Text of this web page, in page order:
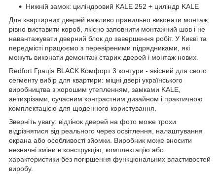
Нижній замок: циліндровий KALE 252 + циліндр KALE
Для квартирних дверей важливо правильно виконати монтаж:
рівно виставити короб, якісно заповнити монтажний шов і не
навантажувати дверний блок до завершення робіт. У Києві та
передмісті працюємо з перевіреними підрядниками, які
можуть виконати демонтаж старих дверей і монтаж нових.
Redfort Грація BLACK Комфорт 3 контури - якісний для свого
сегменту вибір для квартири: міцні двері українського
виробництва з хорошим утепленням, замками KALE,
антизрізами, сучасним контрастним дизайном і практичною
комплектацією для щоденного користування.
Зверніть увагу: відтінок дверей на фото може трохи
відрізнятися від реального через освітлення, налаштування
екрана або особливості зйомки. Виробник може вносити
незначні зміни в конструкцію, комплектацію або
характеристики без погіршення функціональних властивостей
виробу.